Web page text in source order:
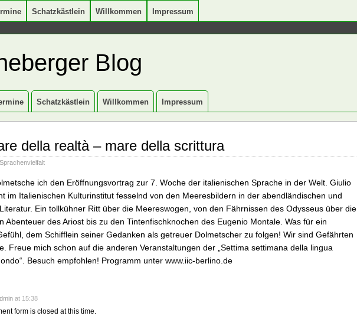
Schatzkästlein Willkommen Impressum
Blog
Schatzkästlein Willkommen Impressum
della realtà – mare della scrittura
Sprachenvielfalt
ich den Eröffnungsvortrag zur 7. Woche der italienischen Sprache in der Welt. Giulio
im Italienischen Kulturinstitut fesselnd von den Meeresbildern in der abendländischen und
Ein tollkühner Ritt über die Meereswogen, von den Fährnissen des Odysseus über die
Abenteuer des Ariost bis zu den Tintenfischknochen des Eugenio Montale. Was für ein
dem Schifflein seiner Gedanken als getreuer Dolmetscher zu folgen! Wir sind Gefährten
Freue mich schon auf die anderen Veranstaltungen der „Settima settimana della lingua
Besuch empfohlen! Programm unter www.iic-berlino.de
at 15:38
form is closed at this time.